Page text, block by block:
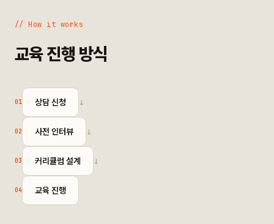
// How it works
교육 진행 방식
01 상담 신청 →
02 사전 인터뷰 →
03 커리큘럼 설계 →
04 교육 진행